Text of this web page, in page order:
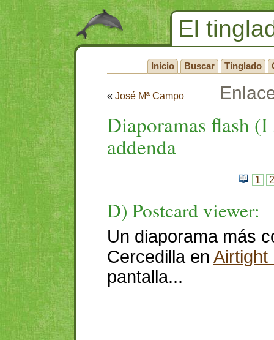
El
Inicio Buscar Tinglado
« José Mª Campo
Diaporamas flash
addenda
1
D) Postcard viewer:
Un diaporama más
Cercedilla en Airtight
pantalla...